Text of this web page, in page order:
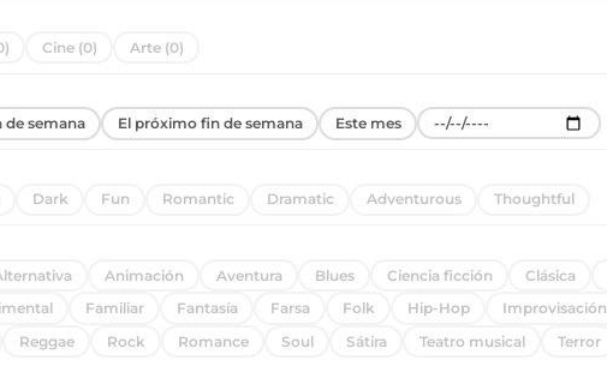
Cine (0) Arte (0)
de semana El próximo fin de semana Este mes
Dark Fun Romantic Dramatic Adventurous Thoughtful
Animación Aventura Blues Ciencia ficción Clásica
Familiar Fantasía Farsa Folk Hip-Hop Improvisación
Reggae Rock Romance Soul Sátira Teatro musical Terror